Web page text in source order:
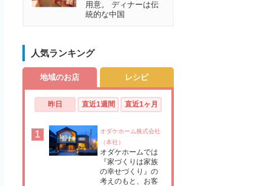
用意。 ディナーは伝
統的な中国
人気ランキング
地域のお店 レシピ
昨日 直近1週間 直近1ヶ月
1
オダケホーム株式会社
（本社）
オダケホームでは
『家づくりは家族
の幸せづくり』の
考えのもと、お客